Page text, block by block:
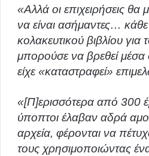
«Αλλά οι επιχειρήσεις
να είναι ασήμαντες…
κολακευτικού βιβλίου
μπορούσε να βρεθεί μέσα
είχε «καταστραφεί»
«[Π]ερισσότερα από 300
ύποπτοι έλαβαν αδρά
αρχεία, φέρονται να
τους χρησιμοποιώντας